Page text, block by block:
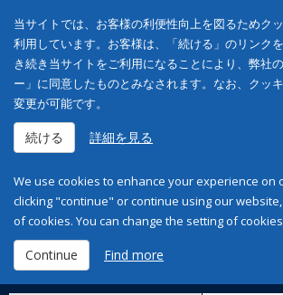
当サイトでは、お客様の利便性向上を図るためク
利用しています。お客様は、「続ける」のリンク
き続き当サイトをご利用になることにより、弊社
ー」に同意したものとみなされます。なお、クッ
変更が可能です。
続ける 詳細を見る
We use cookies to enhance your experience on
clicking "continue" or continue using our
of cookies. You can change the setting of
Continue Find more